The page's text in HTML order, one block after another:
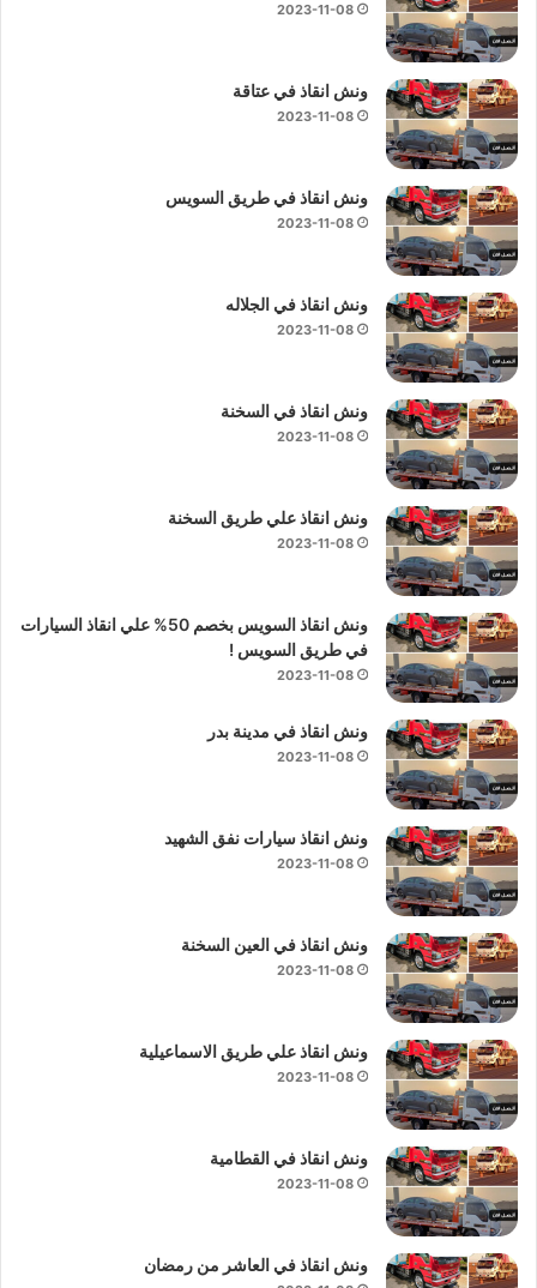
2023-11-08
ونش انقاذ في عتاقة
2023-11-08
ونش انقاذ في طريق السويس
2023-11-08
ونش انقاذ في الجلاله
2023-11-08
ونش انقاذ في السخنة
2023-11-08
ونش انقاذ علي طريق السخنة
2023-11-08
ونش انقاذ السويس بخصم 50% علي انقاذ السيارات
في طريق السويس !
2023-11-08
ونش انقاذ في مدينة بدر
2023-11-08
ونش انقاذ سيارات نفق الشهيد
2023-11-08
ونش انقاذ في العين السخنة
2023-11-08
ونش انقاذ علي طريق الاسماعيلية
2023-11-08
ونش انقاذ في القطامية
2023-11-08
ونش انقاذ في العاشر من رمضان